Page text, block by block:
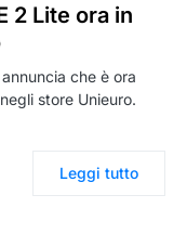
2 Lite ora in
che è ora
store Unieuro.
Leggi tutto